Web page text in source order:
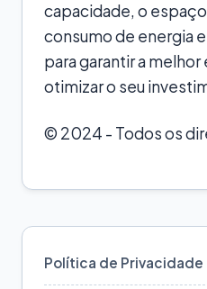
capacidade, o
consumo de energia
para garantir a
otimizar o seu
© 2024 - Todos os
Política de Privacidade